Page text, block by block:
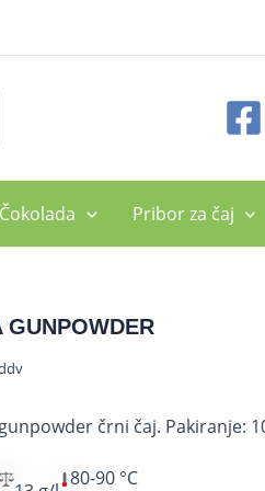
Čokolada Pribor za čaj
GUNPOWDER
črni čaj. Pakiranje:
80-90 °C